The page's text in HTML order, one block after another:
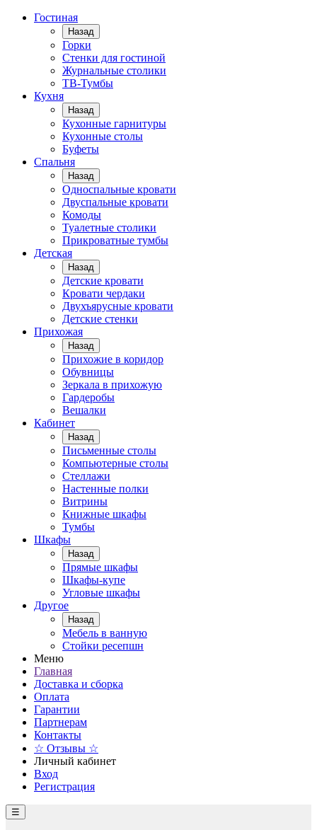
Гостиная
Назад
Горки
Стенки для гостиной
Журнальные столики
TВ-Тумбы
Кухня
Назад
Кухонные гарнитуры
Кухонные столы
Буфеты
Спальня
Назад
Односпальные кровати
Двуспальные кровати
Комоды
Туалетные столики
Прикроватные тумбы
Детская
Назад
Детские кровати
Кровати чердаки
Двухъярусные кровати
Детские стенки
Прихожая
Назад
Прихожие в коридор
Обувницы
Зеркала в прихожую
Гардеробы
Вешалки
Кабинет
Назад
Письменные столы
Компьютерные столы
Стеллажи
Настенные полки
Витрины
Книжные шкафы
Тумбы
Шкафы
Назад
Прямые шкафы
Шкафы-купе
Угловые шкафы
Другое
Назад
Мебель в ванную
Стойки ресепшн
Меню
Главная
Доставка и сборка
Оплата
Гарантии
Партнерам
Контакты
☆ Отзывы ☆
Личный кабинет
Вход
Регистрация
☰